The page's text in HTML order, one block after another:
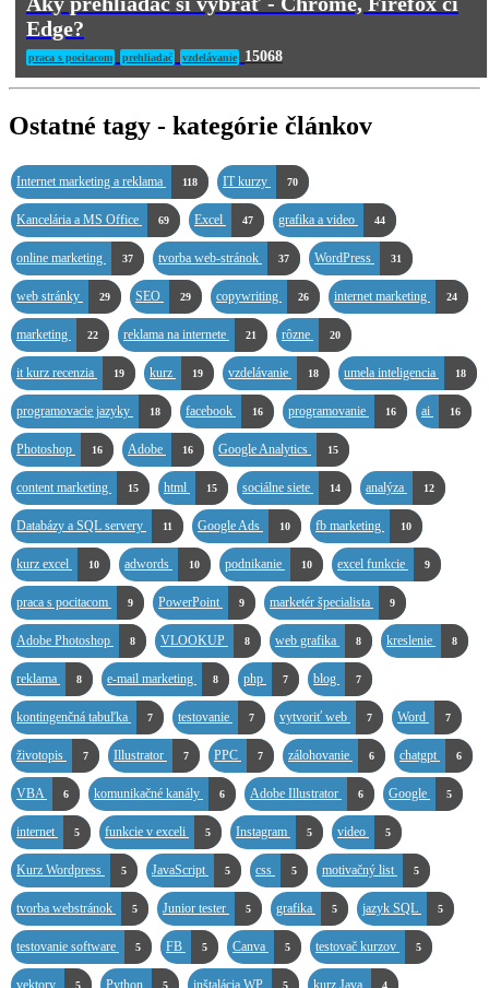
Edge?
praca s pocitacom prehliadač vzdelávanie 15068
Ostatné tagy - kategórie článkov
Internet marketing a reklama 118 IT kurzy 70
Kancelária a MS Office 69 Excel 47 grafika a video 44
online marketing 37 tvorba web-stránok 37 WordPress 31
web stránky 29 SEO 29 copywriting 26 internet marketing 24
marketing 22 reklama na internete 21 rôzne 20
it kurz recenzia 19 kurz 19 vzdelávanie 18 umela inteligencia 18
programovacie jazyky 18 facebook 16 programovanie 16 ai 16
Photoshop 16 Adobe 16 Google Analytics 15
content marketing 15 html 15 sociálne siete 14 analýza 12
Databázy a SQL servery 11 Google Ads 10 fb marketing 10
kurz excel 10 adwords 10 podnikanie 10 excel funkcie 9
praca s pocitacom 9 PowerPoint 9 marketér špecialista 9
Adobe Photoshop 8 VLOOKUP 8 web grafika 8 kreslenie 8
reklama 8 e-mail marketing 8 php 7 blog 7
kontingenčná tabuľka 7 testovanie 7 vytvoriť web 7 Word 7
životopis 7 Illustrator 7 PPC 7 zálohovanie 6 chatgpt 6
VBA 6 komunikačné kanály 6 Adobe Illustrator 6 Google 5
internet 5 funkcie v exceli 5 Instagram 5 video 5
Kurz Wordpress 5 JavaScript 5 css 5 motivačný list 5
tvorba webstránok 5 Junior tester 5 grafika 5 jazyk SQL 5
testovanie software 5 FB 5 Canva 5 testovač kurzov 5
vektory 5 Python 5 inštalácia WP 5 kurz Java 4